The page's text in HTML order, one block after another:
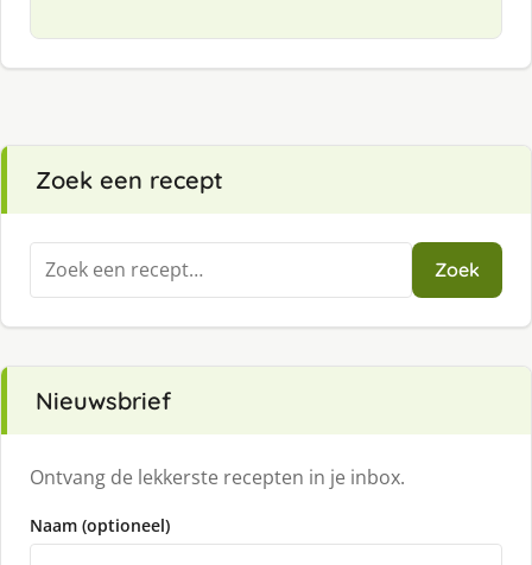
Zoek een recept
Zoeken
naar:
Zoek
Nieuwsbrief
Ontvang de lekkerste recepten in je inbox.
Naam (optioneel)